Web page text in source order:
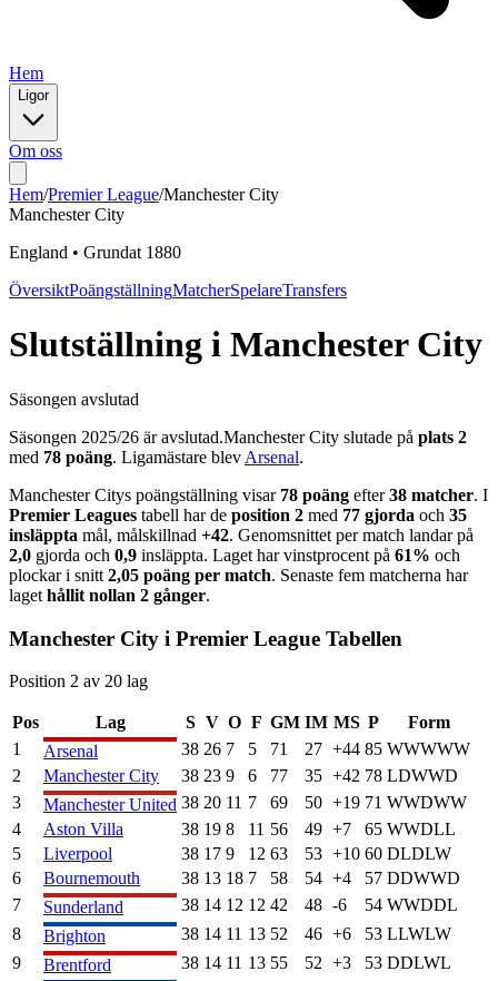
Hem
Ligor
Om oss
Hem/Premier League/Manchester City
Manchester City
England • Grundat 1880
ÖversiktPoängställningMatcherSpelareTransfers
Slutställning i Manchester City
Säsongen avslutad
Säsongen 2025/26 är avslutad.Manchester City slutade på plats 2
med 78 poäng. Ligamästare blev Arsenal.
Manchester Citys poängställning visar 78 poäng efter 38 matcher. I
Premier Leagues tabell har de position 2 med 77 gjorda och 35
insläppta mål, målskillnad +42. Genomsnittet per match landar på
2,0 gjorda och 0,9 insläppta. Laget har vinstprocent på 61% och
plockar i snitt 2,05 poäng per match. Senaste fem matcherna har
laget hållit nollan 2 gånger.
Manchester City i Premier League Tabellen
Position 2 av 20 lag
Pos Lag S V O F GM IM MS P
Form
1
Arsenal 38 26 7 5 71 27 +44 85 WWWWW
2
Manchester City 38 23 9 6 77 35 +42 78 LDWWD
3
Manchester United 38 20 11 7 69 50 +19 71 WWDWW
4
Aston Villa 38 19 8 11 56 49 +7 65 WWDLL
5
Liverpool 38 17 9 12 63 53 +10 60 DLDLW
6
Bournemouth 38 13 18 7 58 54 +4 57 DDWWD
7
Sunderland 38 14 12 12 42 48 -6 54 WWDDL
8
Brighton 38 14 11 13 52 46 +6 53 LLWLW
9
Brentford 38 14 11 13 55 52 +3 53 DDLWL